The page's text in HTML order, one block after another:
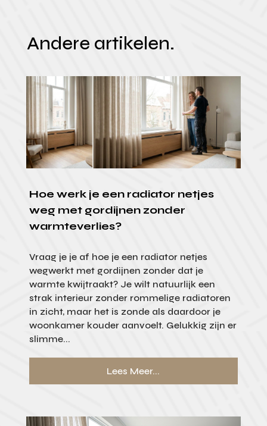
Andere artikelen.
Hoe werk je een radiator netjes
weg met gordijnen zonder
warmteverlies?
Vraag je je af hoe je een radiator netjes
wegwerkt met gordijnen zonder dat je
warmte kwijtraakt? Je wilt natuurlijk een
strak interieur zonder rommelige radiatoren
in zicht, maar het is zonde als daardoor je
woonkamer kouder aanvoelt. Gelukkig zijn er
slimme...
Lees Meer...